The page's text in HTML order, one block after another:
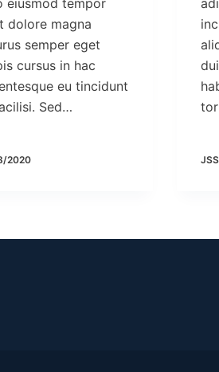
eiusmod tempor
dolore magna
semper eget
cursus in hac
eu tincidunt
Sed…
2020